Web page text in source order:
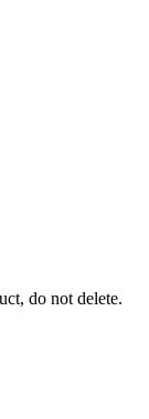
do not delete.